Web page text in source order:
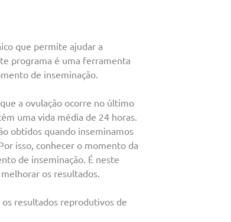
que permite ajudar a
programa é uma ferramenta
de inseminação.
a ovulação ocorre no último
uma vida média de 24 horas.
obtidos quando inseminamos
isso, conhecer o momento da
de inseminação. É neste
os resultados.
resultados reprodutivos de